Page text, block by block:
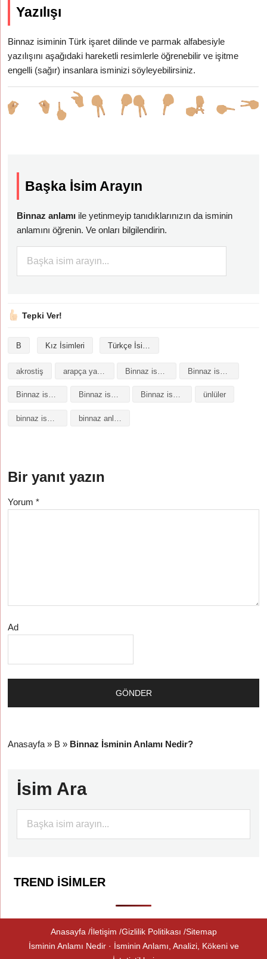
Yazılışı
Binnaz isiminin Türk işaret dilinde ve parmak alfabesiyle
yazılışını aşağıdaki hareketli resimlerle öğrenebilir ve işitme
engelli (sağır) insanlara isminizi söyleyebilirsiniz.
Başka İsim Arayın
Binnaz anlamı ile yetinmeyip tanıdıklarınızın da isminin
anlamını öğrenin. Ve onları bilgilendirin.
Tepki Ver!
B Kız İsimleri Türkçe İsimler
akrostiş arapça yazılışı
Binnaz isminin baş harfleriyle şiir Binnaz isminin kökeni Binnaz isminin numerolojisi ünlüler
Bir yanıt yazın
Yorum*
Ad
Anasayfa » B » Binnaz İsminin Anlamı Nedir?
İsim Ara
TREND İSIMLER
Anasayfa İletişim Gizlilik Politikası Sitemap
İsminin Anlamı Nedir · İsminin Anlamı, Analizi, Kökeni ve